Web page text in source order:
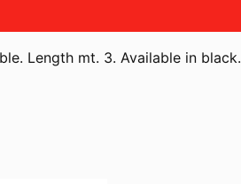
Length mt. 3. Available in black.